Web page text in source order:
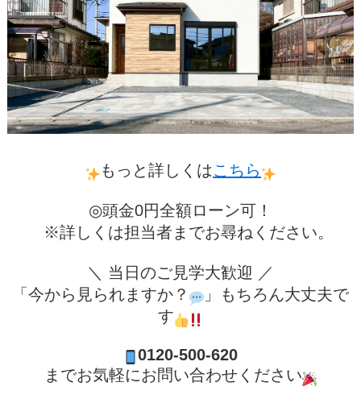
もっと詳しくはこちら
◎頭金0円全額ローン可！
※詳しくは担当者までお尋ねください。
＼ 当日のご見学大歓迎 ／
「今から見られますか？
」もちろん大丈夫で
す
0120-500-620
までお気軽にお問い合わせください